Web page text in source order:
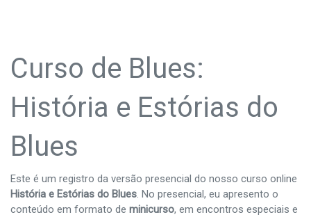
Curso de Blues:
História e Estórias do
Blues
Este é um registro da versão presencial do nosso curso online
História e Estórias do Blues. No presencial, eu apresento o
conteúdo em formato de minicurso, em encontros especiais e